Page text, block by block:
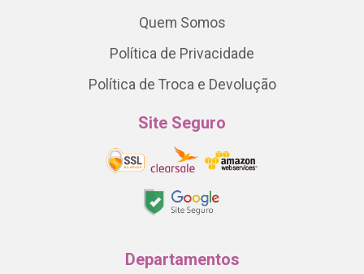
Quem Somos
Política de Privacidade
Política de Troca e Devolução
Site Seguro
Departamentos